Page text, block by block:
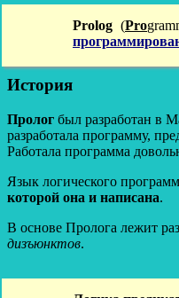
Prolog (Pro
История
Пролог был разработан в
разработала программу,
Работала программа
Язык логического
которой она и написана.
В основе Пролога лежит
дизъюнктов.